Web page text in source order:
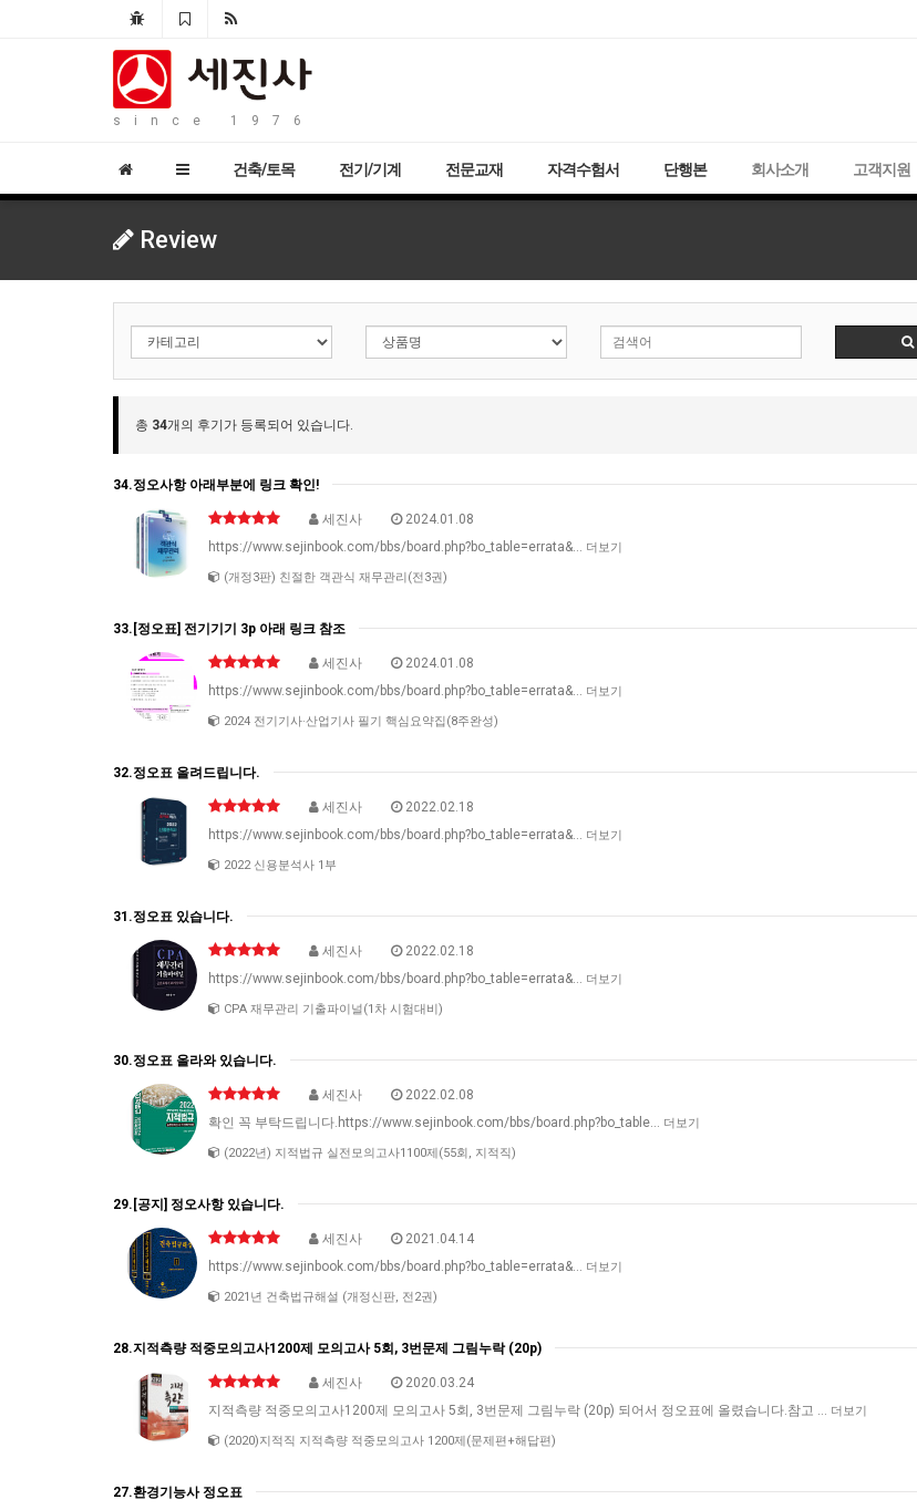
since 1976
건축/토목 전기/기계 전문교재 자격수험서 단행본 회사소개 고객지원
Review
총 34개의 후기가 등록되어 있습니다.
34.정오사항 아래부분에 링크 확인!
세진사
2024.01.08
https://www.sejinbook.com/bbs/board.php?bo_table=errata&…
더보기
(개정3판) 친절한 객관식 재무관리(전3권)
33.[정오표] 전기기기 3p 아래 링크 참조
세진사
2024.01.08
https://www.sejinbook.com/bbs/board.php?bo_table=errata&…
더보기
2024 전기기사·산업기사 필기 핵심요약집(8주완성)
32.정오표 올려드립니다.
세진사
2022.02.18
https://www.sejinbook.com/bbs/board.php?bo_table=errata&…
더보기
2022 신용분석사 1부
31.정오표 있습니다.
세진사
2022.02.18
https://www.sejinbook.com/bbs/board.php?bo_table=errata&…
더보기
CPA 재무관리 기출파이널(1차 시험대비)
30.정오표 올라와 있습니다.
세진사
2022.02.08
확인 꼭 부탁드립니다.https://www.sejinbook.com/bbs/board.php?bo_table…
더보기
(2022년) 지적법규 실전모의고사1100제(55회, 지적직)
29.[공지] 정오사항 있습니다.
세진사
2021.04.14
https://www.sejinbook.com/bbs/board.php?bo_table=errata&…
더보기
2021년 건축법규해설 (개정신판, 전2권)
28.지적측량 적중모의고사1200제 모의고사 5회, 3번문제 그림누락 (20p)
세진사
2020.03.24
지적측량 적중모의고사1200제 모의고사 5회, 3번문제 그림누락 (20p) 되어서 정오표에 올렸습니다.참고 …
더보기
(2020)지적직 지적측량 적중모의고사 1200제(문제편+해답편)
27.환경기능사 정오표